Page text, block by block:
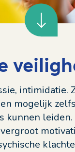
intimidatie.
mogelijk
kunnen